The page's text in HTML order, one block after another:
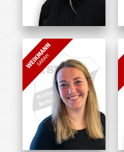
Sandra Neubauer
Übungsleiterin
Sarah Weikmann